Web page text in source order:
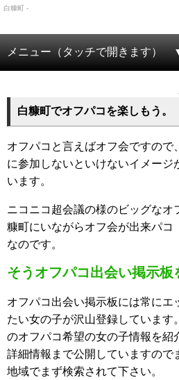
白糠町 -
メニュー（タッチで開きます）
白糠町でオフパコを楽しもう。
オフパコと言えばオフ会ですので
に参加しないといけないイメージ
います。
ニコニコ超会議の様のビッグなオ
糠町にいながらオフ会が出来パコ
なのです。
そうオフパコ出会い掲示板
オフパコ出会い掲示板には常にエ
たい女の子が沢山登録しています
のオフパコ希望の女の子情報を紹
詳細情報まで公開していますので
地域でまず検索されて下さい。